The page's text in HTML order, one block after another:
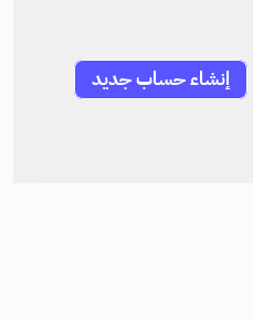
إنشاء حساب جديد